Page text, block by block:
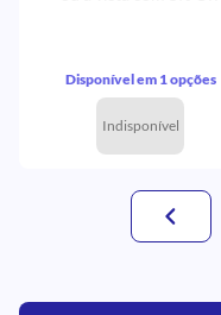
Disponível em 1 opções
Indisponível